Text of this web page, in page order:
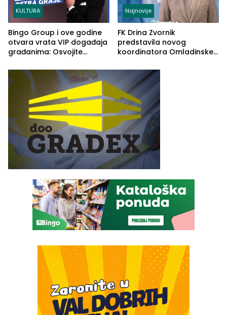
KULTURA
Bingo Group i ove godine
otvara vrata VIP događaja
građanima: Osvojite
Graše
Najnovije
FK Drina Zvornik
predstavila novog
koordinatora Omladinske